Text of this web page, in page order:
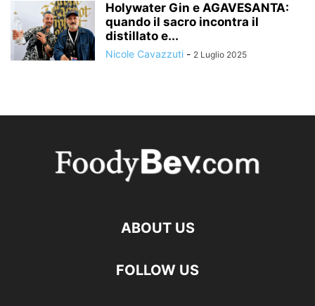
Holywater Gin e AGAVESANTA:
quando il sacro incontra il
distillato e...
Nicole Cavazzuti - 2 Luglio 2025
ABOUT US
FOLLOW US